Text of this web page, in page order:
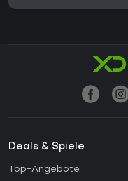
Deals & Spiele
Top-Angebote